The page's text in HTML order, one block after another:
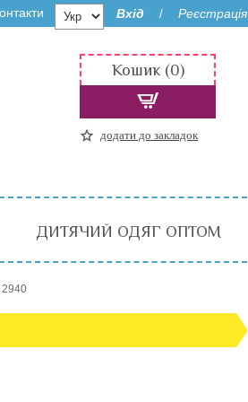
Вхід / Реєстрація
Кошик (0)
додати до закладок
ДИТЯЧИЙ ОДЯГ ОПТОМ